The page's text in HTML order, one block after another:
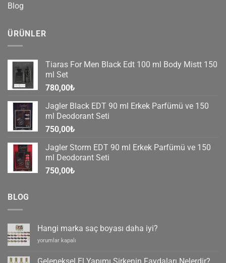
Blog
ÜRÜNLER
Tiaras For Men Black Edt 100 ml Body Mistt 150
ml Set
780,00₺
Jagler Black EDT 90 ml Erkek Parfümü ve 150
ml Deodorant Seti
750,00₺
Jagler Storm EDT 90 ml Erkek Parfümü ve 150
ml Deodorant Seti
750,00₺
BLOG
Hangi marka saç boyası daha iyi?
Hangi
saç
yorumlar kapalı